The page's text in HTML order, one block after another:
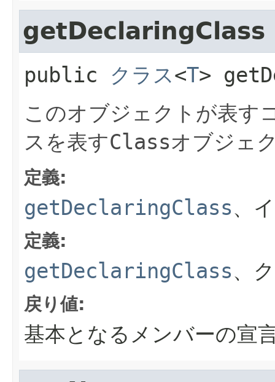
getDeclaringClass
public クラス<T>
このオブジェクトが表す
スを表すClassオブジェ
定義:
getDeclaringClass、
定義:
getDeclaringClass、
戻り値:
基本となるメンバーの宣